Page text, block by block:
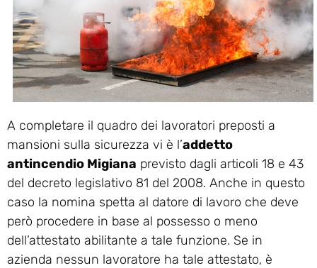
A completare il quadro dei lavoratori preposti a
mansioni sulla sicurezza vi è l’addetto
antincendio Migiana previsto dagli articoli 18 e 43
del decreto legislativo 81 del 2008. Anche in questo
caso la nomina spetta al datore di lavoro che deve
però procedere in base al possesso o meno
dell’attestato abilitante a tale funzione. Se in
azienda nessun lavoratore ha tale attestato, è